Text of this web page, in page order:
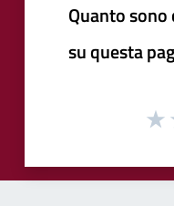
Quanto
su questa